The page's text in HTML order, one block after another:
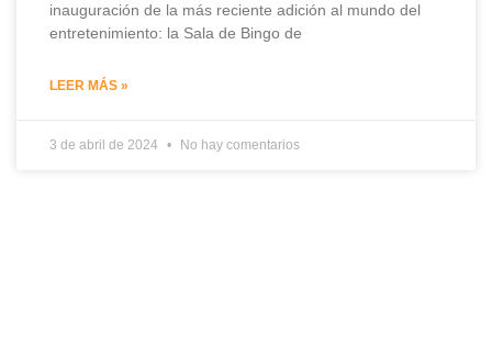
inauguración de la más reciente adición al mundo del
entretenimiento: la Sala de Bingo de
LEER MÁS »
3 de abril de 2024 No hay comentarios